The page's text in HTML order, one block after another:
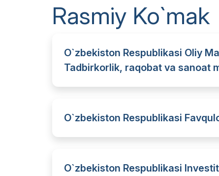
Rasmiy Ko`mak
O`zbekiston Respublikasi Oliy
Tadbirkorlik, raqobat va sanoat
O`zbekiston Respublikasi
O`zbekiston Respublikasi